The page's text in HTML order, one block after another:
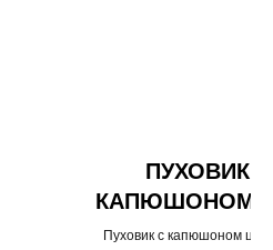
ПУХОВИК С
КАПЮШОНОМ
ЛАТТЕ
Пуховик с капюшоном